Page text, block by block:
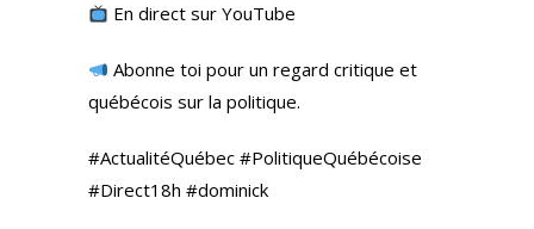
En direct sur YouTube
Abonne toi pour un regard critique et
québécois sur la politique.
#ActualitéQuébec #PolitiqueQuébécoise
#Direct18h #dominick